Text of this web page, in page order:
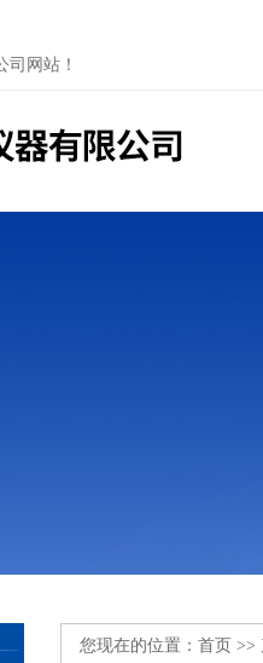
网站！
您现在的位置： 首页 >>